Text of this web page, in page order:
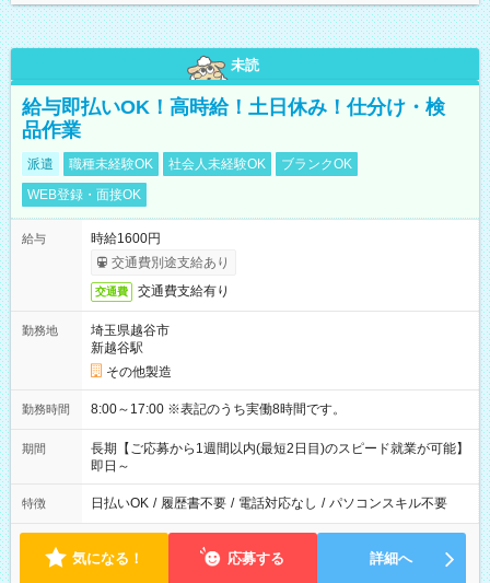
未読
給与即払いOK！高時給！土日休み！仕分け・検
品作業
派遣 職種未経験OK 社会人未経験OK
ブランクOK
WEB登録・面接OK
給与
時給1600円
交通費別途支給あり
交通費 交通費支給有り
勤務地
埼玉県越谷市
新越谷駅
その他製造
勤務時間 8:00～17:00 ※表記のうち実働8時間です。
期間
長期【ご応募から1週間以内(最短2日目)のスピード就業が可能】
即日～
特徴 日払いOK / 履歴書不要 / 電話対応なし / パソコンスキル不要
気になる！ 応募する 詳細へ